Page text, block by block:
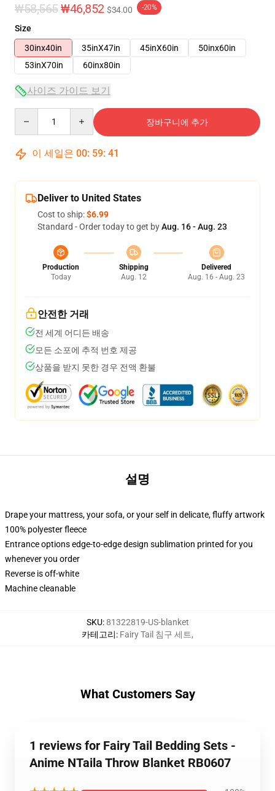
₩58,565₩46,852 $34.00 -20%
Size
30inx40in
35inX47in 45inX60in
50inx60in
53inX70in
60inx80in
사이즈 가이드 보기
장바구니에 추가
이 세일은 00: 59: 41
Deliver to United States
Cost to ship:$6.99
Standard - Order today to get byAug. 16 - Aug. 23
Production
Today
Shipping
Aug. 12
Delivered
Aug. 16 - Aug. 23
안전한 거래
전 세계 어디든 배송
모든 소포에 추적 번호 제공
상품을 받지 못한 경우 전액 환불
설명
Drape your mattress, your sofa, or your self in delicate, fluffy artwork
100% polyester fleece
Entrance options edge-to-edge design sublimation printed for you
whenever you order
Reverse is off-white
Machine cleanable
SKU:81322819-US-blanket
카테고리: Fairy Tail 침구 세트,
What Customers Say
1 reviews for Fairy Tail Bedding Sets -
Anime NTaila Throw Blanket RB0607